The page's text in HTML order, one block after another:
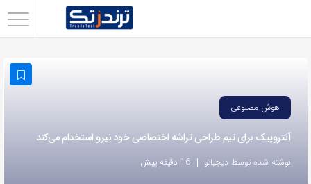
استفاده
روش‌های
زیر
هوش مصنوعی
آنتروپیک برای تیم طراحی تراشه اختصاصی خود نیرو استخدام می‌کند
نوشته شده توسط دیجیاتو 16 دقیقه پیش